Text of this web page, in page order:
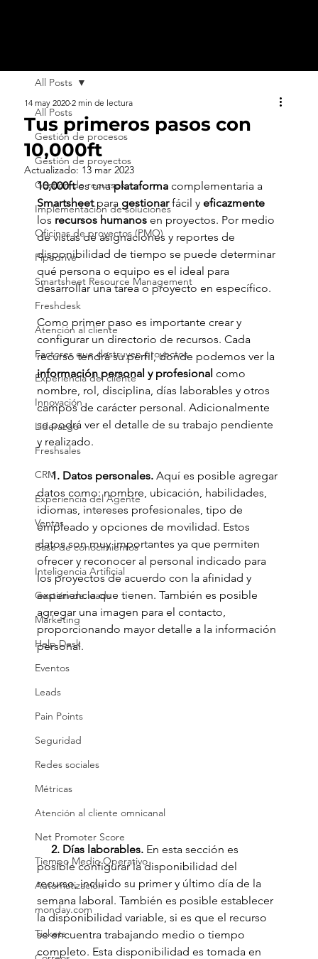
All Posts
Gestión de procesos
Gestión de proyectos
Gestión de recursos
Implementación de soluciones
Oficinas de proyectos (PMO)
Pipedrive
Smartsheet Resource Management
Freshdesk
Atención al cliente
Factores que destruyen proyectos
Experiencia del cliente
Innovación
Liderazgo
Freshsales
CRM
Experiencia del Agente
Ventas
Base de conocimientos
Inteligencia Artificial
Gestión de leads
Marketing
Help Desk
Eventos
Leads
Pain Points
Seguridad
Redes sociales
Métricas
Atención al cliente omnicanal
Net Promoter Score
Tiempo Medio Operativo
Automatización
monday.com
Tickets
All Posts
Tus primeros pasos con
10,000ft
14 may 2020 2 min de lectura
Actualizado: 13 mar 2023
10,000ft es una plataforma complementaria a
Smartsheet para gestionar fácil y eficazmente
los recursos humanos en proyectos. Por medio
de vistas de asignaciones y reportes de
disponibilidad de tiempo se puede determinar
qué persona o equipo es el ideal para
desarrollar una tarea o proyecto en específico.
Como primer paso es importante crear y
configurar un directorio de recursos. Cada
recurso tendrá su perfil, donde podemos ver la
información personal y profesional como
nombre, rol, disciplina, días laborables y otros
campos de carácter personal. Adicionalmente
se podrá ver el detalle de su trabajo pendiente
y realizado.
     1. Datos personales.
Aquí es posible agregar
datos como: nombre, ubicación, habilidades,
idiomas, intereses profesionales, tipo de
empleado y opciones de movilidad. Estos
datos son muy importantes ya que permiten
ofrecer y reconocer al personal indicado para
los proyectos de acuerdo con la afinidad y
experiencia que tienen. También es posible
agregar una imagen para el contacto,
proporcionando mayor detalle a la información
personal.
     2. Días laborables.
En esta sección es
posible configurar la disponibilidad del
recurso, incluido su primer y último día de la
semana laboral. También es posible establecer
la disponibilidad variable, si es que el recurso
se encuentra trabajando medio o tiempo
completo. Esta disponibilidad es tomada en